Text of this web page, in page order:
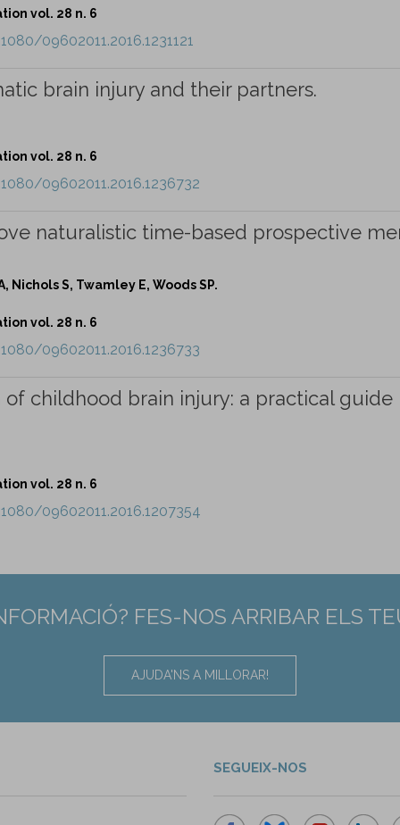
vol. 28 n. 6
09602011.2016.1231121
brain injury and their partners.
vol. 28 n. 6
09602011.2016.1236732
naturalistic time-based prospective
Nichols S, Twamley E, Woods SP.
vol. 28 n. 6
09602011.2016.1236733
childhood brain injury: a practical guide
vol. 28 n. 6
09602011.2016.1207354
FES-NOS ARRIBAR ELS
AJUDA'NS A MILLORAR!
SEGUEIX-NOS